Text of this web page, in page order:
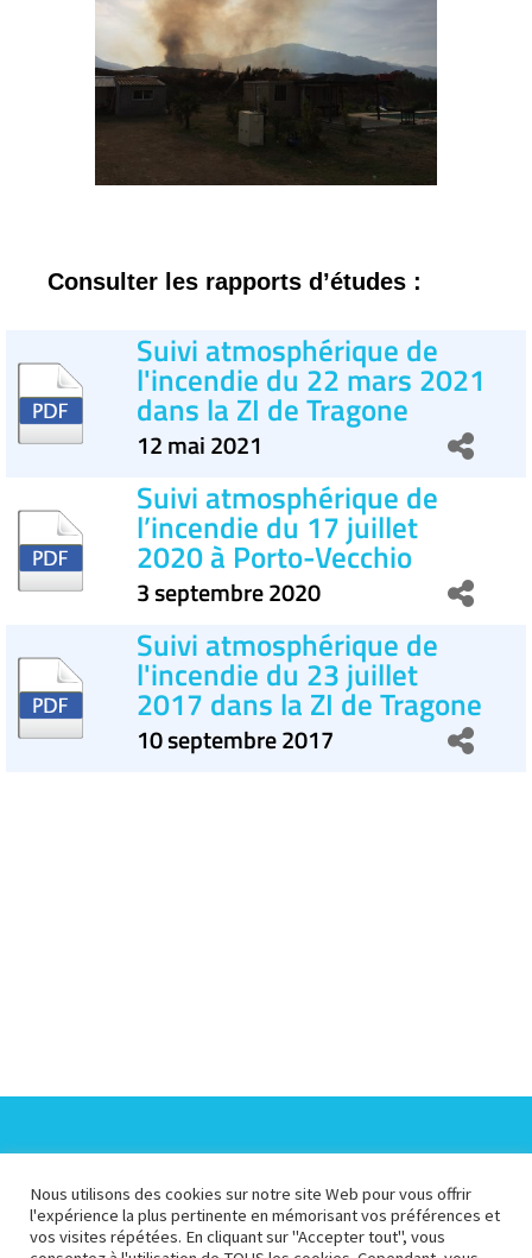
Consulter les rapports d’études :
Suivi atmosphérique de
l'incendie du 22 mars 2021
dans la ZI de Tragone
12 mai 2021
Suivi atmosphérique de
l’incendie du 17 juillet
2020 à Porto-Vecchio
3 septembre 2020
Suivi atmosphérique de
l'incendie du 23 juillet
2017 dans la ZI de Tragone
10 septembre 2017
Espace Presse
Espace Pédagogique Espace Membre
Nous utilisons des cookies sur notre site Web pour vous offrir
l'expérience la plus pertinente en mémorisant vos préférences et
vos visites répétées. En cliquant sur "Accepter tout", vous